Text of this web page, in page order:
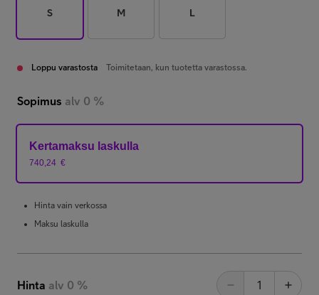
S M L
Loppu varastosta Toimitetaan, kun tuotetta varastossa.
Sopimus alv 0 %
Kertamaksu laskulla
740,24 €
Hinta vain verkossa
Maksu laskulla
Hinta alv 0 %